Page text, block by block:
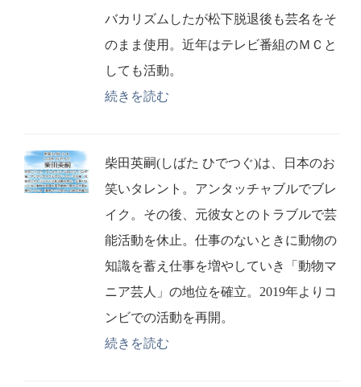
バカリズムしたが松下脱退後も芸名をそ
のまま使用。近年はテレビ番組のＭＣと
しても活動。
続きを読む
柴田英嗣(しばた ひでつぐ)は、日本のお
笑いタレント。アンタッチャブルでブレ
イク。その後、元彼女とのトラブルで芸
能活動を休止。仕事のないときに動物の
知識を蓄え仕事を増やしていき「動物マ
ニア芸人」の地位を確立。2019年よりコ
ンビでの活動を再開。
続きを読む